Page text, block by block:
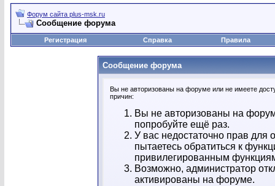
Форум сайта plus-msk.ru
Сообщение форума
Регистрация Справка Правила
Сообщение форума
Вы не авторизованы на форуме или не имеете
причин:
Вы не авторизованы на
попробуйте ещё раз.
У вас недостаточно прав
пытаетесь обратиться к
привилегированным
Возможно, администратор
активированы на форуме.